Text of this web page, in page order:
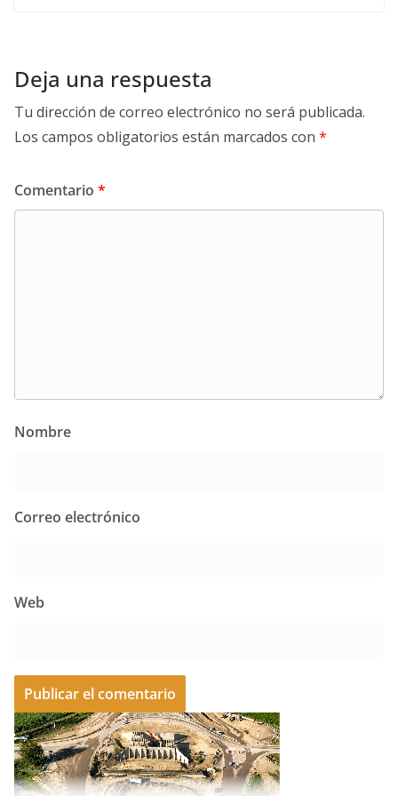
Deja una respuesta
Tu dirección de correo electrónico no será publicada.
Los campos obligatorios están marcados con *
Comentario *
Nombre
Correo electrónico
Web
A
l
t